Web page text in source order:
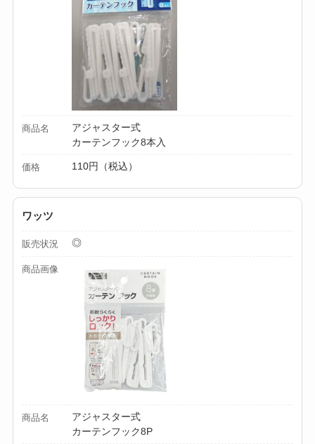
【100均】ダイソー/
セリア等でカトラリ
る？選び方＆活用
商品名
アジャスター式
カーテンフック8本入
価格 110円（税込）
ワッツ
販売状況 ◎
商品画像
商品名
アジャスター式
カーテンフック8P